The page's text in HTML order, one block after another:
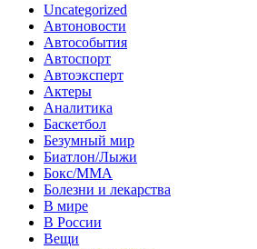
Uncategorized
Автоновости
Автособытия
Автоспорт
Автоэксперт
Актеры
Аналитика
Баскетбол
Безумный мир
Биатлон/Лыжи
Бокс/MMA
Болезни и лекарства
В мире
В России
Вещи